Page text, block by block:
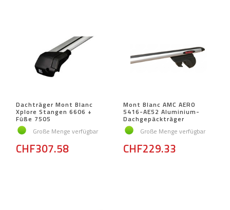
Dachträger Mont Blanc
Xplore Stangen 6606 +
Füße 7505
Große Menge verfügbar
CHF307.58
Mont Blanc AMC AERO
5416-AE52 Aluminium-
Dachgepäckträger
Große Menge verfügbar
CHF229.33